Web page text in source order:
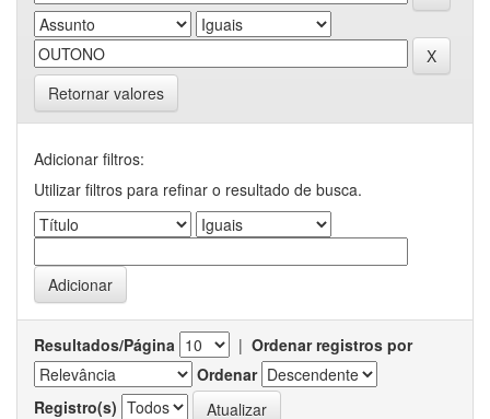
Retornar valores
Adicionar filtros:
Utilizar filtros para refinar o resultado de busca.
Resultados/Página | Ordenar registros por
Ordenar
Registro(s)